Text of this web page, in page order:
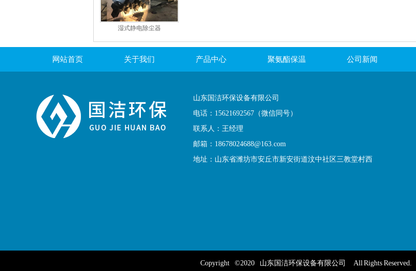
湿式静电除尘器
网站首页 关于我们 产品中心 聚氨酯保温 公司新闻
山东国洁环保设备有限公司
电话：15621692567（微信同号）
联系人：王经理
邮箱：18678024688@163.com
地址：山东省潍坊市安丘市新安街道汶中社区三教堂村西
Copyright ©2020 山东国洁环保设备有限公司 All Rights Reserved.